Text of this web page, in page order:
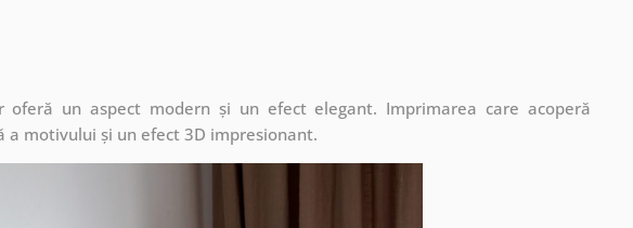
un aspect modern și un efect elegant. Imprimarea care acoperă
motivului și un efect 3D impresionant.